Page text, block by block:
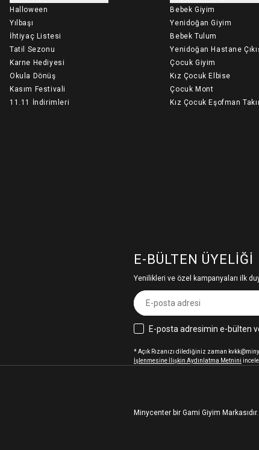
Halloween
Yılbaşı
İhtiyaç Listesi
Tatil Sezonu
Karne Hediyesi
Okula Dönüş
Kasım Festivali
11.11 İndirimleri
Bebek Giyim
Yenidoğan Giyim
Bebek Tulum
Yenidoğan Hastane
Çocuk Giyim
Kız Çocuk Elbise
Çocuk Mont
Kız Çocuk Eşofman
E-BÜLTEN ÜYELIĞI
Yenilikleri ve özel kampanyaları ilk
E-posta adresimin e-bülten
* Açık Rızanızı dilediğiniz zaman
İşlenmesine İlişkin Aydınlatma Metnini
Minycenter bir Gami Giyim Markasıdır.